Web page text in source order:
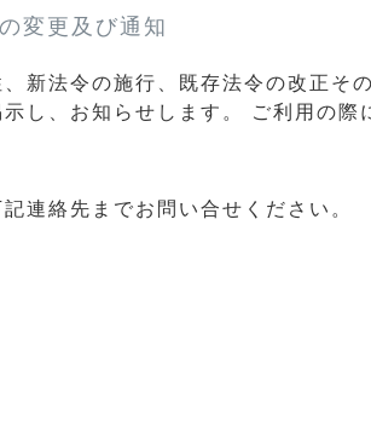
変更及び通知
新法令の施行、既存法令の改正そ
し、お知らせします。 ご利用の際
連絡先までお問い合せください。